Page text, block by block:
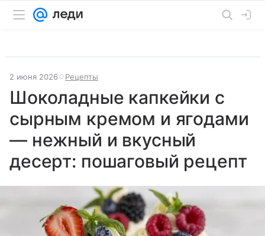
2 июня 2026 Рецепты
Шоколадные капкейки с
сырным кремом и ягодами
— нежный и вкусный
десерт: пошаговый рецепт